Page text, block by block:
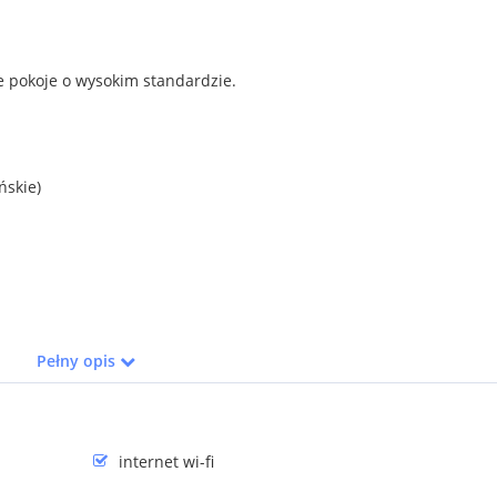
o wysokim standardzie.
Pełny opis
internet wi-fi